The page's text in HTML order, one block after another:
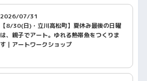
2026/07/31
【8/30(日)・立川高松町】夏休み最後の日曜
は、親子でアート。ゆれる熱帯魚をつくりま
す｜アートワークショップ